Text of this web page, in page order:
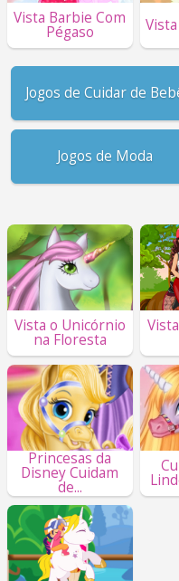
Vista Barbie Com
Pégaso
Jogos de Cuidar de
Jogos de Moda
Vista o Unicórnio
na Floresta
Princesas da
Disney Cuidam
de...